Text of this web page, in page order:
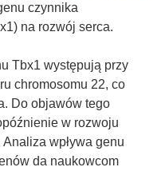
czynnika
na rozwój serca.
Tbx1 występują przy
chromosomu 22, co
Do objawów tego
w rozwoju
wpływa genu
da naukowcom